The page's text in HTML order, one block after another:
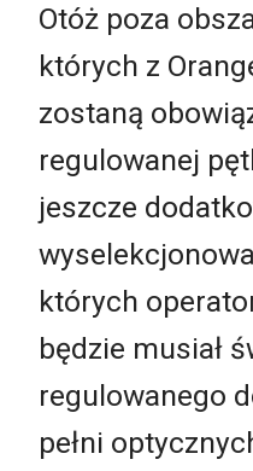
Otóż poza
których z
zostaną
regulowanej
jeszcze
których
będzie musiał
regulowanego
pełni